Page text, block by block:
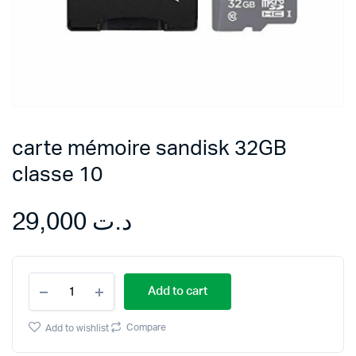
carte mémoire sandisk 32GB
classe 10
د.ت
mémoire
sandisk
32GB
Add to cart
Add to wishlist Compare